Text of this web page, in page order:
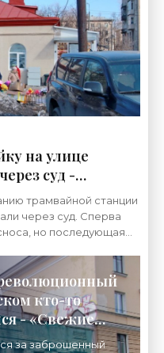
на улице
суд -
трамвайной станции
через суд. Сперва
но последующая
кто-то
- «Свежие
за заброшенный